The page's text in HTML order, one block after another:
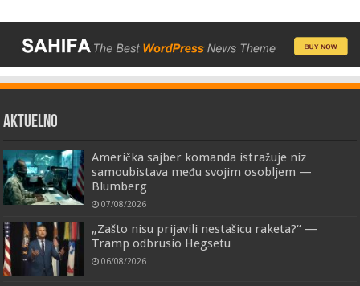
AKTUELNO
Američka sajber komanda istražuje niz
samoubistava među svojim osobljem —
Blumberg
07/08/2026
„Zašto nisu prijavili nestašicu raketa?“ —
Tramp odbrusio Hegsetu
06/08/2026